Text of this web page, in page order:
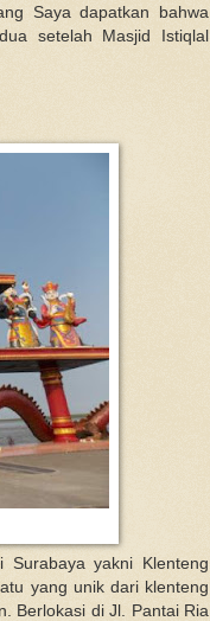
Saya dapatkan bahwa
setelah Masjid Istiqlal
yakni Klenteng
yang unik dari klenteng
Berlokasi di Jl. Pantai Ria